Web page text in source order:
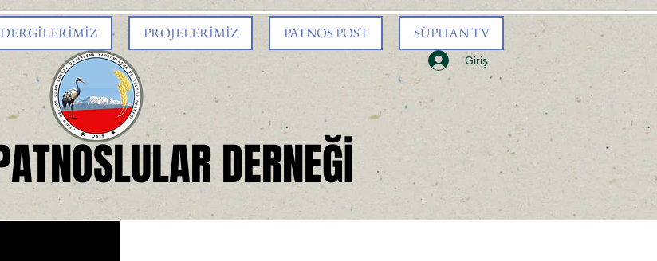
DERGİLERİMİZ PROJELERİMİZ PATNOS POST SÜPHAN TV
DERNEĞİ
Giriş